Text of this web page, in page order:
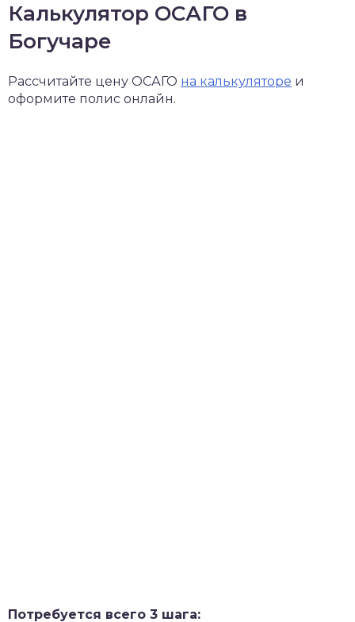
Калькулятор ОСАГО в
Богучаре
Рассчитайте цену ОСАГО на калькуляторе и
оформите полис онлайн.
Потребуется всего 3 шага: